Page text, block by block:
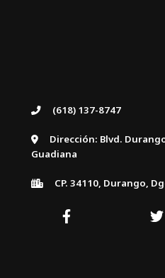
(618) 137-8747
Dirección: Blvd.
Guadiana
CP. 34110, Durango,